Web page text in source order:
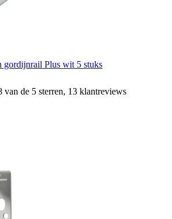
gordijnrail Plus wit 5 stuks
van de 5 sterren, 13 klantreviews